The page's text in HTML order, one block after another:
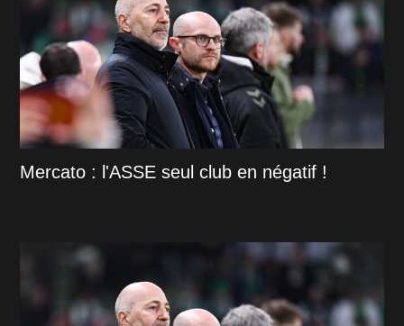
Mercato : l'ASSE seul club en négatif !